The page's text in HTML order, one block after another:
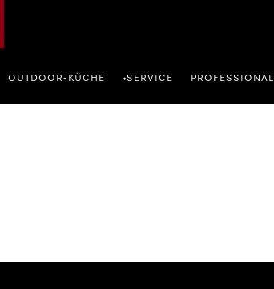
OUTDOOR-KÜCHE •SERVICE PROFESSIONAL